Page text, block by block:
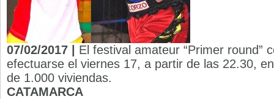
07/02/2017 | El festival amateur “Primer round”
efectuarse el viernes 17, a partir de las 22.30,
de 1.000 viviendas.
CATAMARCA